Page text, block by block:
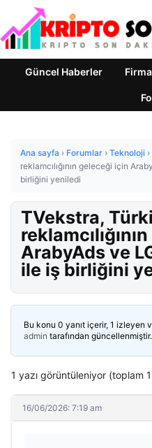
Güncel Haberler
Ana sayfa › Forumlar › Teknoloji ›
reklamcılığının geleceği için
birliğini yeniledi
TVekstra,
ArabyAds ve
ile iş birliğini
Bu konu 0 yanıt içerir, 1 izleyen
admin tarafından güncellenmiştir.
1 yazı görüntüleniyor (toplam
16/06/2026: 7:19 am